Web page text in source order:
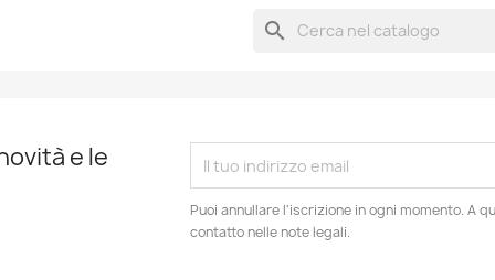
search
e le
Puoi annullare l'iscrizione in ogni momento. A
contatto nelle note legali.